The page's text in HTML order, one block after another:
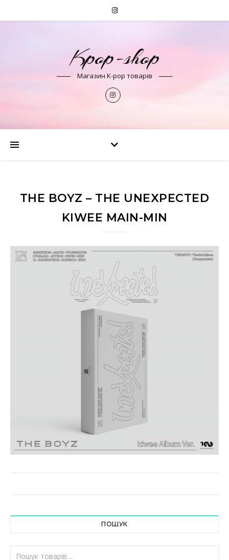
Kpop-shop
Магазин K-pop товарів
THE BOYZ – THE UNEXPECTED
KIWEE MAIN-MIN
ПОШУК
Шукати: